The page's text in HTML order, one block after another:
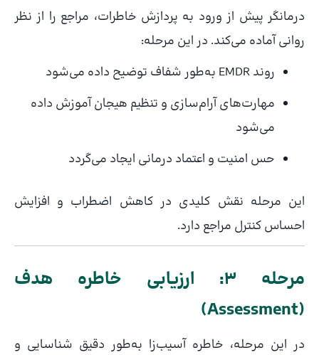
درمانگر پیش از ورود به پردازش خاطرات، مراجع را از نظر
روانی آماده می‌کند. در این مرحله:
روند EMDR به‌طور شفاف توضیح داده می‌شود
مهارت‌های آرام‌سازی و تنظیم هیجان آموزش داده
می‌شود
حس امنیت و اعتماد درمانی ایجاد می‌گردد
این مرحله نقش کلیدی در کاهش اضطراب و افزایش
احساس کنترل مراجع دارد.
مرحله ۳: ارزیابی خاطره هدف
(Assessment)
در این مرحله، خاطره آسیب‌زا به‌طور دقیق شناسایی و